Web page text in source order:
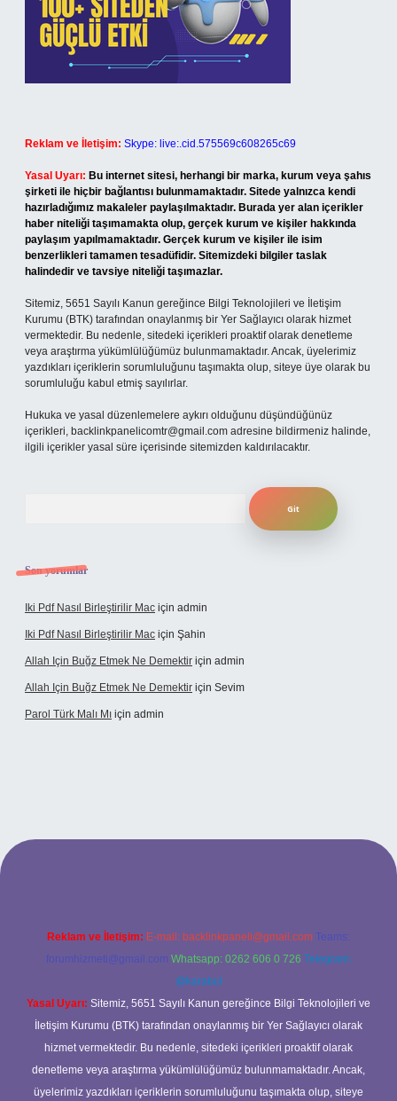
Reklam ve İletişim: Skype: live:.cid.575569c608265c69
Yasal Uyarı: Bu internet sitesi, herhangi bir marka, kurum veya şahıs
şirketi ile hiçbir bağlantısı bulunmamaktadır. Sitede yalnızca kendi
hazırladığımız makaleler paylaşılmaktadır. Burada yer alan içerikler
haber niteliği taşımamakta olup, gerçek kurum ve kişiler hakkında
paylaşım yapılmamaktadır. Gerçek kurum ve kişiler ile isim
benzerlikleri tamamen tesadüfidir. Sitemizdeki bilgiler taslak
halindedir ve tavsiye niteliği taşımazlar.
Sitemiz, 5651 Sayılı Kanun gereğince Bilgi Teknolojileri ve İletişim
Kurumu (BTK) tarafından onaylanmış bir Yer Sağlayıcı olarak hizmet
vermektedir. Bu nedenle, sitedeki içerikleri proaktif olarak denetleme
veya araştırma yükümlülüğümüz bulunmamaktadır. Ancak, üyelerimiz
yazdıkları içeriklerin sorumluluğunu taşımakta olup, siteye üye olarak bu
sorumluluğu kabul etmiş sayılırlar.
Hukuka ve yasal düzenlemelere aykırı olduğunu düşündüğünüz
içerikleri, backlinkpanelicomtr@gmail.com adresine bildirmeniz halinde,
ilgili içerikler yasal süre içerisinde sitemizden kaldırılacaktır.
Son yorumlar
Iki Pdf Nasıl Birleştirilir Mac için admin
Iki Pdf Nasıl Birleştirilir Mac için Şahin
Allah Için Buğz Etmek Ne Demektir için admin
Allah Için Buğz Etmek Ne Demektir için Sevim
Parol Türk Malı Mı için admin
Reklam ve İletişim: E-mail: backlinkpaneli@gmail.com Teams:
forumhizmeti@gmail.com Whatsapp: 0262 606 0 726 Telegram:
@karabul
Yasal Uyarı: Sitemiz, 5651 Sayılı Kanun gereğince Bilgi Teknolojileri ve
İletişim Kurumu (BTK) tarafından onaylanmış bir Yer Sağlayıcı olarak
hizmet vermektedir. Bu nedenle, sitedeki içerikleri proaktif olarak
denetleme veya araştırma yükümlülüğümüz bulunmamaktadır. Ancak,
üyelerimiz yazdıkları içeriklerin sorumluluğunu taşımakta olup, siteye